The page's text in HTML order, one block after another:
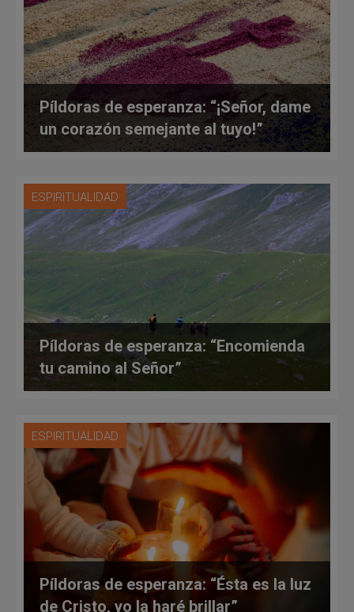
Píldoras de esperanza: “¡Señor, dame
un corazón semejante al tuyo!”
ESPIRITUALIDAD
Píldoras de esperanza: “Encomienda
tu camino al Señor”
ESPIRITUALIDAD
Píldoras de esperanza: “Ésta es la luz
de Cristo, yo la haré brillar”